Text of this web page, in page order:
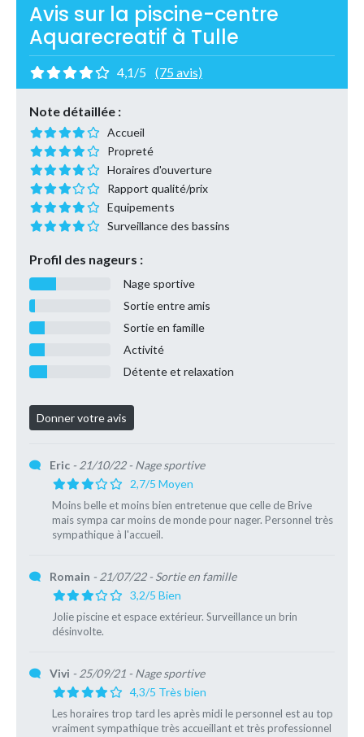
Avis sur la piscine-centre
Aquarecreatif à Tulle
4,1/5 (75 avis)
Note détaillée :
Accueil
Propreté
Horaires d'ouverture
Rapport qualité/prix
Equipements
Surveillance des bassins
Profil des nageurs :
Nage sportive
Sortie entre amis
Sortie en famille
Activité
Détente et relaxation
Eric - 21/10/22- Nage sportive
2,7/5 Moyen
Moins belle et moins bien entretenue que celle de Brive
mais sympa car moins de monde pour nager. Personnel très
sympathique à l'accueil.
Romain - 21/07/22- Sortie en famille
3,2/5 Bien
Jolie piscine et espace extérieur. Surveillance un brin
désinvolte.
Vivi - 25/09/21 - Nage sportive
4,3/5 Très bien
Les horaires trop tard les après midi le personnel est au top
vraiment sympathique très accueillant et très professionnel